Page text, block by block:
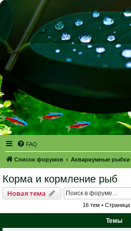
FAQ
Список форумов Аквариумные рыбки
Корма и кормление рыб
Новая тема
16 тем • Страница
Темы